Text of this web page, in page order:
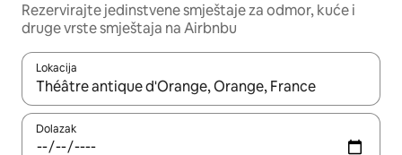
Rezervirajte jedinstvene smještaje za odmor, kuće i
druge vrste smještaja na Airbnbu
Lokacija
Kada budu dostupni rezultati, moći ćete ih pregledati
Dolazak